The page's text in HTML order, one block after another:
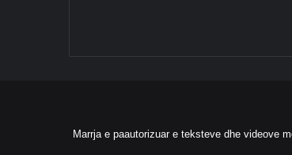
Marrja e paautorizuar e teksteve dhe videove